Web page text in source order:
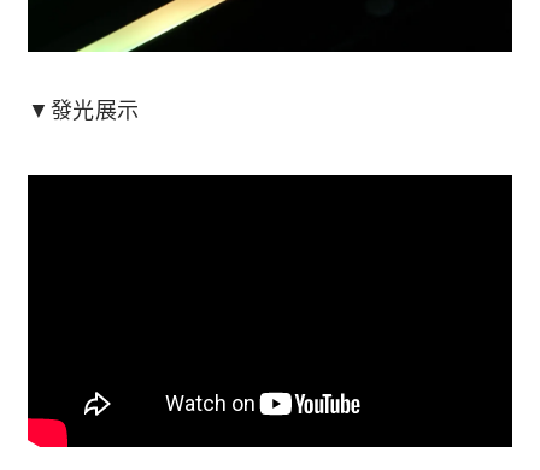
▼發光展示